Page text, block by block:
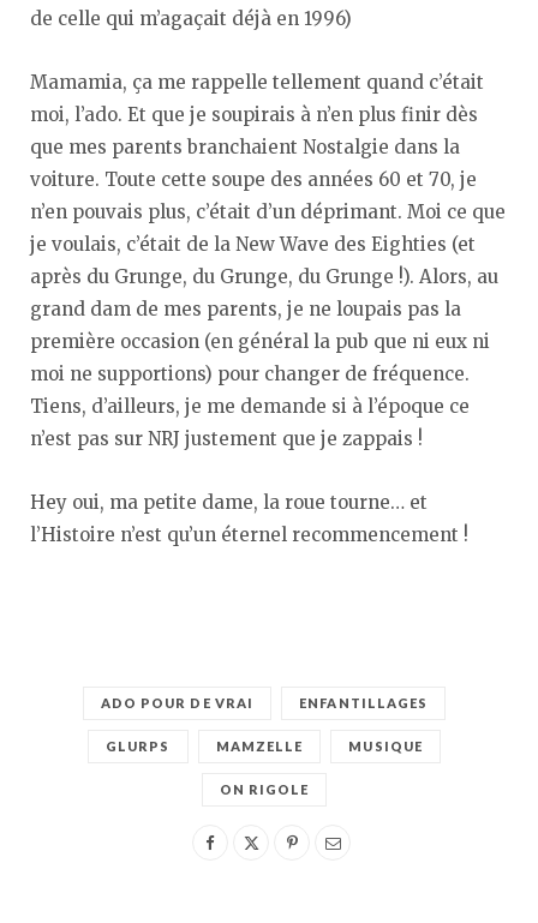
de celle qui m’agaçait déjà en 1996)
Mamamia, ça me rappelle tellement quand c’était
moi, l’ado. Et que je soupirais à n’en plus finir dès
que mes parents branchaient Nostalgie dans la
voiture. Toute cette soupe des années 60 et 70, je
n’en pouvais plus, c’était d’un déprimant. Moi ce que
je voulais, c’était de la New Wave des Eighties (et
après du Grunge, du Grunge, du Grunge !). Alors, au
grand dam de mes parents, je ne loupais pas la
première occasion (en général la pub que ni eux ni
moi ne supportions) pour changer de fréquence.
Tiens, d’ailleurs, je me demande si à l’époque ce
n’est pas sur NRJ justement que je zappais !
Hey oui, ma petite dame, la roue tourne… et
l’Histoire n’est qu’un éternel recommencement !
ADO POUR DE VRAI ENFANTILLAGES
GLURPS MAMZELLE MUSIQUE
ON RIGOLE